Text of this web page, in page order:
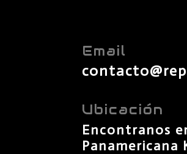
Email
Ubicación
Encontranos
Panamericana